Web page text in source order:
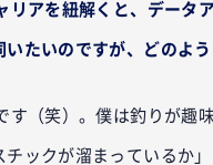
アを紐解くと、データ
たいのですが、どのよ
す（笑）。僕は釣りが趣
ックが溜まっているか